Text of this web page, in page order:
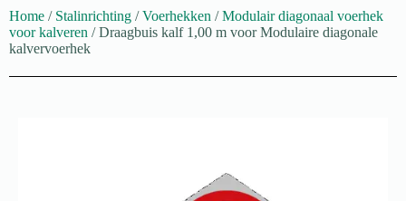
Home / Stalinrichting /Voerhekken /Modulair diagonaal voerhek
voor kalveren / Draagbuis kalf 1,00 m voor Modulaire diagonale
kalvervoerhek